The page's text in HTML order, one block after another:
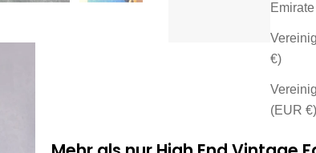
€)
(EUR €)